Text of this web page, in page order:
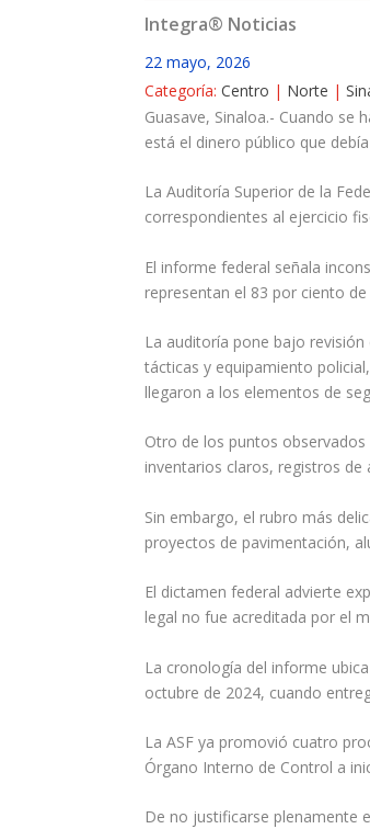
Integra® Noticias
22 mayo, 2026
Categoría: Centro | Norte |
Guasave, Sinaloa.- Cuando
está el dinero público que
La Auditoría Superior de la
correspondientes al ejercicio
El informe federal señala
representan el 83 por ciento
La auditoría pone bajo
tácticas y equipamiento
llegaron a los elementos de
Otro de los puntos
inventarios claros, registros
Sin embargo, el rubro más
proyectos de pavimentación,
El dictamen federal advierte
legal no fue acreditada por el
La cronología del informe
octubre de 2024, cuando
La ASF ya promovió cuatro
Órgano Interno de Control a
De no justificarse plenamente